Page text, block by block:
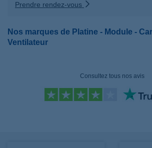
Prendre rendez-vous
Nos marques de Platine - Module -
Ventilateur
Consultez tous nos avis